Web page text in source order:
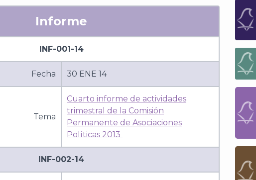
Informe
INF-001-14
Fecha 30 ENE 14
Tema
Cuarto informe de actividades
trimestral de la Comisión
Permanente de Asociaciones
Políticas 2013
INF-002-14